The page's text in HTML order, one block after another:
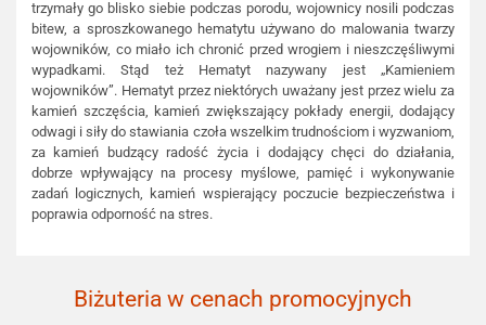
trzymały go blisko siebie podczas porodu, wojownicy nosili podczas
bitew, a sproszkowanego hematytu używano do malowania twarzy
wojowników, co miało ich chronić przed wrogiem i nieszczęśliwymi
wypadkami. Stąd też Hematyt nazywany jest „Kamieniem
wojowników”. Hematyt przez niektórych uważany jest przez wielu za
kamień szczęścia, kamień zwiększający pokłady energii, dodający
odwagi i siły do stawiania czoła wszelkim trudnościom i wyzwaniom,
za kamień budzący radość życia i dodający chęci do działania,
dobrze wpływający na procesy myślowe, pamięć i wykonywanie
zadań logicznych, kamień wspierający poczucie bezpieczeństwa i
poprawia odporność na stres.
Biżuteria w cenach promocyjnych